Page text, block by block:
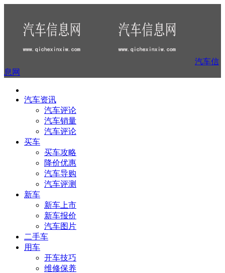
汽车信
息网
汽车资讯
汽车评论
汽车销量
汽车评论
买车
买车攻略
降价优惠
汽车导购
汽车评测
新车
新车上市
新车报价
汽车图片
二手车
用车
开车技巧
维修保养